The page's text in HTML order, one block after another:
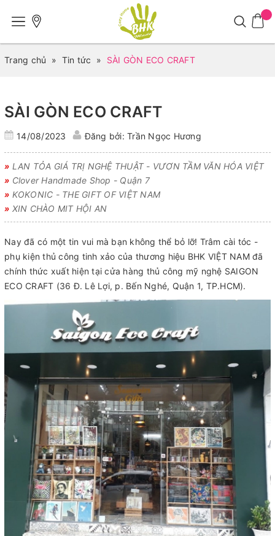
Trang chủ » Tin tức » SÀI GÒN ECO CRAFT
SÀI GÒN ECO CRAFT
14/08/2023 Đăng bởi: Trần Ngọc Hương
» LAN TỎA GIÁ TRỊ NGHỆ THUẬT - VƯƠN TẦM VĂN HÓA VIỆT
» Clover Handmade Shop - Quận 7
» KOKONIC - THE GIFT OF VIỆT NAM
» XIN CHÀO MIT HỘI AN
Nay đã có một tin vui mà bạn không thể bỏ lỡ! Trâm cài tóc -
phụ kiện thủ công tinh xảo của thương hiệu BHK VIỆT NAM đã
chính thức xuất hiện tại cửa hàng thủ công mỹ nghệ SAIGON
ECO CRAFT (36 Đ. Lê Lợi, p. Bến Nghé, Quận 1, TP.HCM).